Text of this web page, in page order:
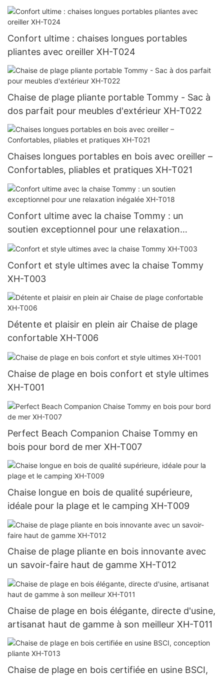
utilisée sur la piscine de terrasse de pique-nique
de plage en plein air avec oreiller XH-T016
Confort ultime : chaises longues portables
pliantes avec oreiller XH-T024
Chaise de plage pliante portable Tommy - Sac à
dos parfait pour meubles d'extérieur XH-T022
Chaises longues portables en bois avec oreiller –
Confortables, pliables et pratiques XH-T021
Confort ultime avec la chaise Tommy : un
soutien exceptionnel pour une relaxation
inégalée XH-T018
Confort et style ultimes avec la chaise Tommy
XH-T003
Détente et plaisir en plein air Chaise de plage
confortable XH-T006
Chaise de plage en bois confort et style ultimes
XH-T001
Perfect Beach Companion Chaise Tommy en
bois pour bord de mer XH-T007
Chaise longue en bois de qualité supérieure,
idéale pour la plage et le camping XH-T009
Chaise de plage pliante en bois innovante avec
un savoir-faire haut de gamme XH-T012
Chaise de plage en bois élégante, directe d'usine,
artisanat haut de gamme à son meilleur XH-T011
Chaise de plage en bois certifiée en usine BSCI,